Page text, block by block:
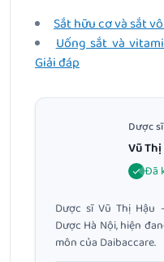
Sắt hữu cơ và sắt
Uống sắt và
Giải đáp
Dược sĩ
Vũ
Đã
Dược sĩ Vũ Thị
Dược Hà Nội, hiện
môn của Daibaccare.